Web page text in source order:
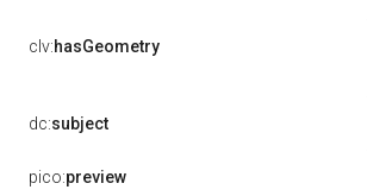
clv:hasGeometry
dc:subject
pico:preview